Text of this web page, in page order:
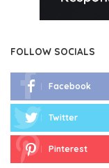
FOLLOW SOCIALS
Facebook
Twitter
Pinterest